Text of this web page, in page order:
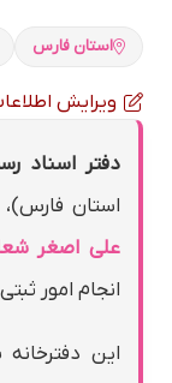
استان فارس
ویرایش
دفتر اسناد
استان
علي اصغر
انجام امور
این